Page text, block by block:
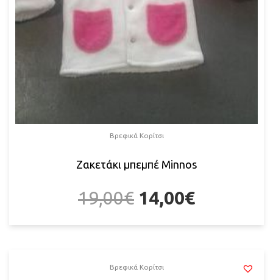
Βρεφικά Κορίτσι
Ζακετάκι μπεμπέ Μinnos
19,00€ 14,00€
Βρεφικά Κορίτσι